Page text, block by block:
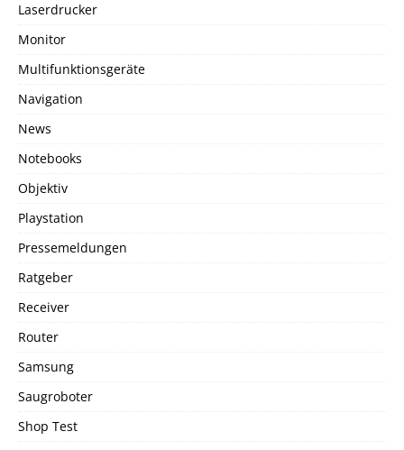
Laserdrucker
Monitor
Multifunktionsgeräte
Navigation
News
Notebooks
Objektiv
Playstation
Pressemeldungen
Ratgeber
Receiver
Router
Samsung
Saugroboter
Shop Test